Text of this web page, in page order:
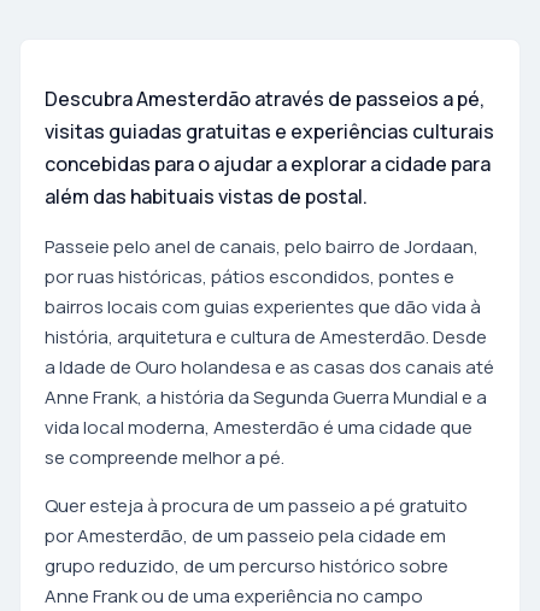
Descubra Amesterdão através de passeios a pé,
visitas guiadas gratuitas e experiências culturais
concebidas para o ajudar a explorar a cidade para
além das habituais vistas de postal.
Passeie pelo anel de canais, pelo bairro de Jordaan,
por ruas históricas, pátios escondidos, pontes e
bairros locais com guias experientes que dão vida à
história, arquitetura e cultura de Amesterdão. Desde
a Idade de Ouro holandesa e as casas dos canais até
Anne Frank, a história da Segunda Guerra Mundial e a
vida local moderna, Amesterdão é uma cidade que
se compreende melhor a pé.
Quer esteja à procura de um passeio a pé gratuito
por Amesterdão, de um passeio pela cidade em
grupo reduzido, de um percurso histórico sobre
Anne Frank ou de uma experiência no campo